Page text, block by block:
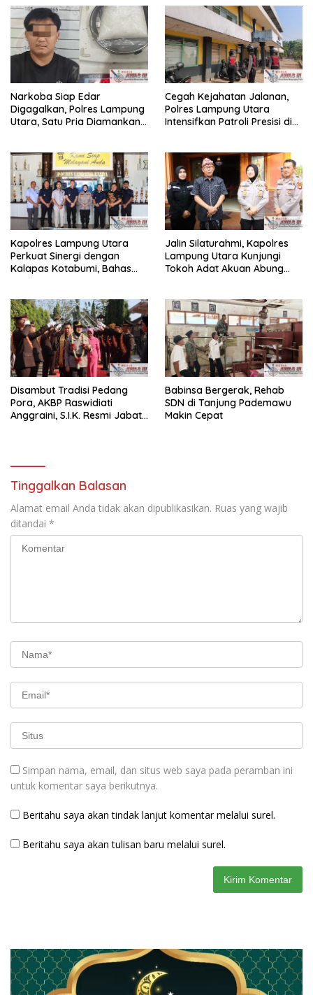
Narkoba Siap Edar
Digagalkan, Polres Lampung
Utara, Satu Pria Diamankan
Cegah Kejahatan Jalanan,
Polres Lampung Utara
Intensifkan Patroli Presisi di
Kapolres Lampung Utara
Perkuat Sinergi dengan
Kalapas Kotabumi, Bahas
Jalin Silaturahmi, Kapolres
Lampung Utara Kunjungi
Tokoh Adat Akuan Abung
Disambut Tradisi Pedang
Pora, AKBP Raswidiati
Anggraini, S.I.K. Resmi Jabat
Babinsa Bergerak, Rehab
SDN di Tanjung Pademawu
Makin Cepat
Tinggalkan Balasan
Alamat email Anda tidak akan dipublikasikan. Ruas yang wajib
ditandai *
Simpan nama, email, dan situs web saya pada peramban ini
untuk komentar saya berikutnya.
Beritahu saya akan tindak lanjut komentar melalui surel.
Beritahu saya akan tulisan baru melalui surel.